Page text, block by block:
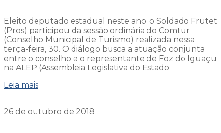
Eleito deputado estadual neste ano, o Soldado Frutet
(Pros) participou da sessão ordinária do Comtur
(Conselho Municipal de Turismo) realizada nessa
terça-feira, 30. O diálogo busca a atuação conjunta
entre o conselho e o representante de Foz do Iguaçu
na ALEP (Assembleia Legislativa do Estado
Leia mais
26 de outubro de 2018